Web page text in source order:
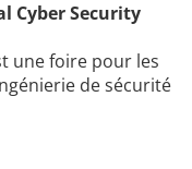
Cyber Security
une foire pour les
de sécurité